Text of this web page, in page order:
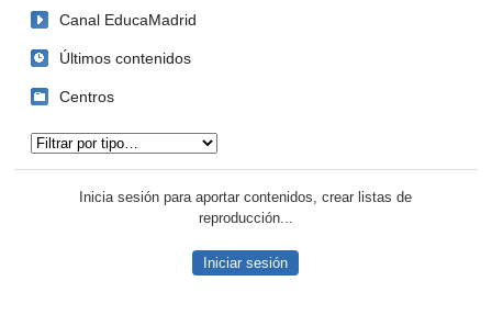
Canal EducaMadrid
Últimos contenidos
Centros
Inicia sesión para aportar contenidos, crear listas de
reproducción...
Iniciar sesión